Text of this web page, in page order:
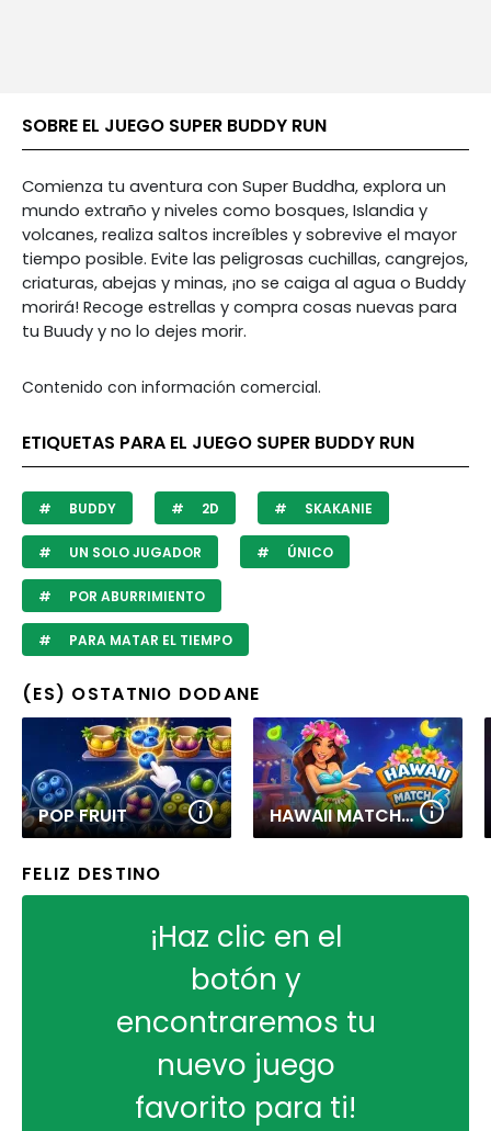
SOBRE EL JUEGO SUPER BUDDY RUN
Comienza tu aventura con Super Buddha, explora un
mundo extraño y niveles como bosques, Islandia y
volcanes, realiza saltos increíbles y sobrevive el mayor
tiempo posible. Evite las peligrosas cuchillas, cangrejos,
criaturas, abejas y minas, ¡no se caiga al agua o Buddy
morirá! Recoge estrellas y compra cosas nuevas para
tu Buudy y no lo dejes morir.
Contenido con información comercial.
ETIQUETAS PARA EL JUEGO SUPER BUDDY RUN
BUDDY 2D SKAKANIE
UN SOLO JUGADOR ÚNICO
POR ABURRIMIENTO
PARA MATAR EL TIEMPO
(ES) OSTATNIO DODANE
POP FRUIT HAWAII MATCH 6
FELIZ DESTINO
¡Haz clic en el
botón y
encontraremos tu
nuevo juego
favorito para ti!